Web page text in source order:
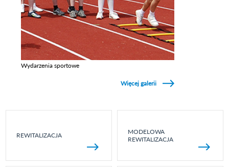
Wydarzenia sportowe
Więcej galerii
REWITALIZACJA
MODELOWA
REWITALIZACJA